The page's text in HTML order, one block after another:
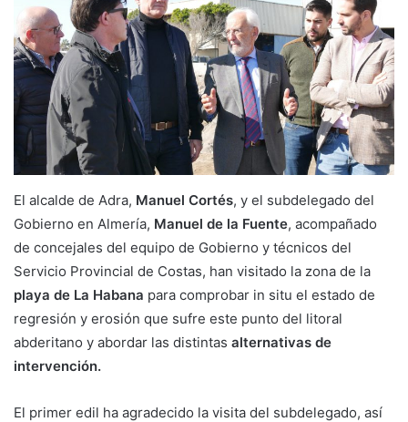
El alcalde de Adra, Manuel Cortés, y el subdelegado del
Gobierno en Almería, Manuel de la Fuente, acompañado
de concejales del equipo de Gobierno y técnicos del
Servicio Provincial de Costas, han visitado la zona de la
playa de La Habana para comprobar in situ el estado de
regresión y erosión que sufre este punto del litoral
abderitano y abordar las distintas alternativas de
intervención.
El primer edil ha agradecido la visita del subdelegado, así